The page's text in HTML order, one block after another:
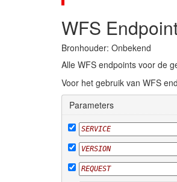
WFS
Bronhouder: Onbekend
Alle WFS endpoints voor de
Voor het gebruik van WFS
Parameters